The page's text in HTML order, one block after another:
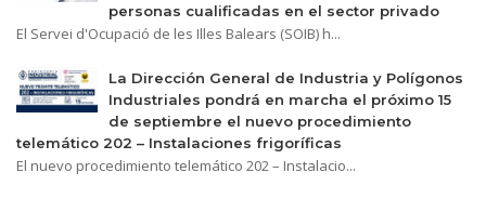
personas cualificadas en el sector privado
El Servei d'Ocupació de les Illes Balears (SOIB) h...
La Dirección General de Industria y Polígonos
Industriales pondrá en marcha el próximo 15
de septiembre el nuevo procedimiento
telemático 202 – Instalaciones frigoríficas
El nuevo procedimiento telemático 202 – Instalacio...